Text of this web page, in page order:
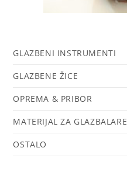
GLAZBENI INSTRUMENTI
GLAZBENE ŽICE
OPREMA & PRIBOR
MATERIJAL ZA GLAZBALARE
OSTALO